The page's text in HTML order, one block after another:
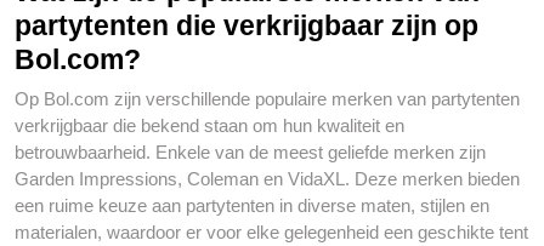
partytenten die verkrijgbaar zijn op
Bol.com?
Op Bol.com zijn verschillende populaire merken van partytenten
verkrijgbaar die bekend staan om hun kwaliteit en
betrouwbaarheid. Enkele van de meest geliefde merken zijn
Garden Impressions, Coleman en VidaXL. Deze merken bieden
een ruime keuze aan partytenten in diverse maten, stijlen en
materialen, waardoor er voor elke gelegenheid een geschikte tent